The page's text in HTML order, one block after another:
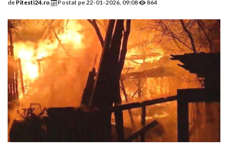
de Pitesti24.ro Postat pe22-01-2026, 09:08 864